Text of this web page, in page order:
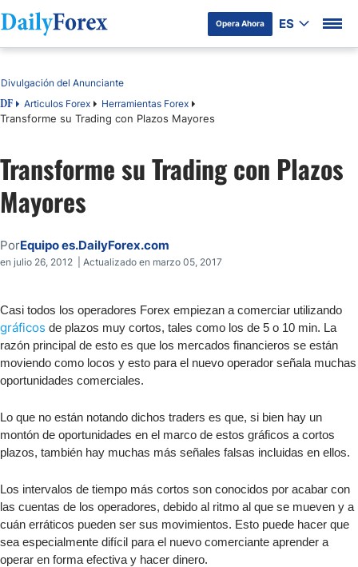
Opera Ahora ES
Tabla de contenidos
DF Articulos Forex Herramientas Forex
Transforme su Trading con Plazos Mayores
Divulgación del Anunciante
Transforme su Trading con Plazos
Mayores
PorEquipo es.DailyForex.com
en julio 26, 2012 | Actualizado en marzo 05, 2017
Casi todos los operadores Forex empiezan a comerciar utilizando
gráficos de plazos muy cortos, tales como los de 5 o 10 min. La
razón principal de esto es que los mercados financieros se están
moviendo como locos y esto para el nuevo operador señala muchas
oportunidades comerciales.
Lo que no están notando dichos traders es que, si bien hay un
montón de oportunidades en el marco de estos gráficos a cortos
plazos, también hay muchas más señales falsas incluidas en ellos.
Los intervalos de tiempo más cortos son conocidos por acabar con
las cuentas de los operadores, debido al ritmo al que se mueven y a
cuán erráticos pueden ser sus movimientos. Esto puede hacer que
sea especialmente difícil para el nuevo comerciante aprender a
operar en forma efectiva y hacer dinero.